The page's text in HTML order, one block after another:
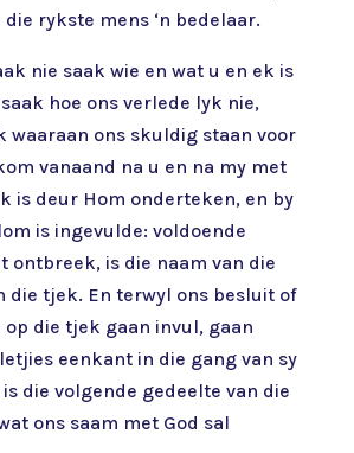
die rykste mens ‘n bedelaar.
nie saak wie en wat u en ek is
hoe ons verlede lyk nie,
waaraan ons skuldig staan voor
vanaand na u en na my met
is deur Hom onderteken, en by
is ingevulde: voldoende
ontbreek, is die naam van die
die tjek. En terwyl ons besluit of
op die tjek gaan invul, gaan
eenkant in die gang van sy
die volgende gedeelte van die
ons saam met God sal